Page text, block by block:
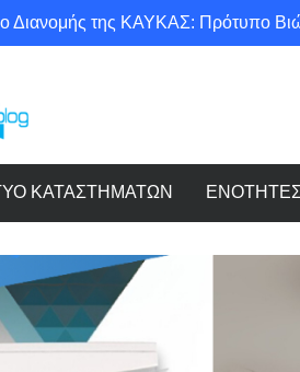
Διανομής της ΚΑΥΚΑΣ: Πρότυπο
για όλους!
ΚΑΤΑΣΤΗΜΑΤΩΝ ΕΝΟΤΗΤΕΣ